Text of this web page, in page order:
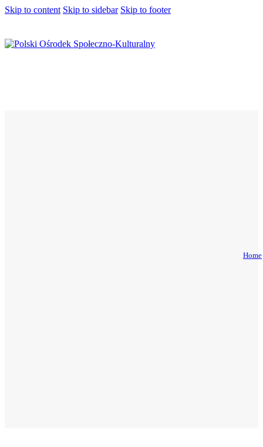
Skip to content Skip to sidebar Skip to footer
Home